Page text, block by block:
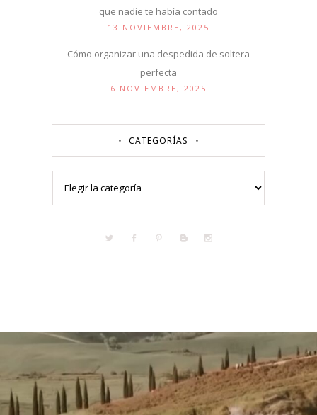
que nadie te había contado
13 NOVIEMBRE, 2025
Cómo organizar una despedida de soltera
perfecta
6 NOVIEMBRE, 2025
CATEGORÍAS